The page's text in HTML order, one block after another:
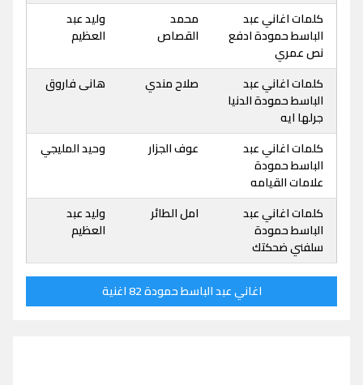
كلمات اغاني عبد
الباسط حمودة ادفع
نص عمري
محمد
القصاص
وليد عبد
العظيم
كلمات اغاني عبد
الباسط حمودة الدنيا
جرلها ايه
صلاح مندي هانى فاروق
كلمات اغاني عبد
الباسط حمودة
علامات القيامه
عوف الجزار وحيد المليجي
كلمات اغاني عبد
الباسط حمودة
سلفني ضحكتك
امل الطائر
وليد عبد
العظيم
اغاني عبد الباسط حمودة 82 اغنية